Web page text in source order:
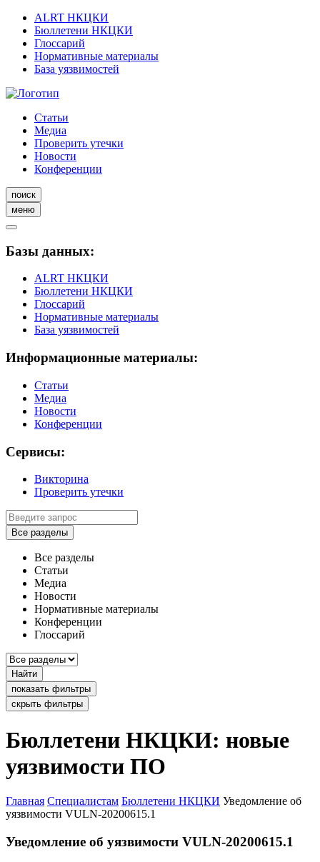
ALRT НКЦКИ
Бюллетени НКЦКИ
Глоссарий
Нормативные материалы
База уязвимостей
Статьи
Медиа
Проверить утечки
Новости
Конференции
поиск
меню
Базы данных:
ALRT НКЦКИ
Бюллетени НКЦКИ
Глоссарий
Нормативные материалы
База уязвимостей
Информационные материалы:
Статьи
Медиа
Новости
Конференции
Сервисы:
Викторина
Проверить утечки
Все разделы
Все разделы
Статьи
Медиа
Новости
Нормативные материалы
Конференции
Глоссарий
Найти
показать фильтры
скрыть фильтры
Бюллетени НКЦКИ: новые
уязвимости ПО
Главная Специалистам Бюллетени НКЦКИ Уведомление об
уязвимости VULN-20200615.1
Уведомление об уязвимости VULN-20200615.1